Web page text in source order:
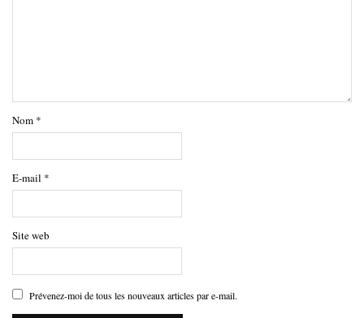
Nom *
E-mail *
Site web
Prévenez-moi de tous les nouveaux articles par e-mail.